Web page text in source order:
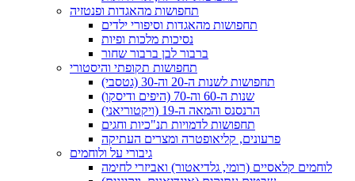
תחפושות מהאגדות ופנטזיה
תחפושות מהאגדות וסיפורי ילדים
נסיכות מלכות ופיות
ברבור לבן ברבור שחור
תחפושות תקופתי והיסטורי
תחפושות לשנות ה-20 וה-30 (גטסבי)
שנות ה-60 וה-70 (היפים ודיסקו)
הרנסנס והמאה ה-19 (ויקטוריאני)
תחפושות לדמויות תנ"כיות וחגים
פרעונים, קליאופטרה ומצרים העתיקה
גיבורי על ולוחמים
לוחמים קלאסיים (רומי, גלדיאטור) ואביזרי לחימה